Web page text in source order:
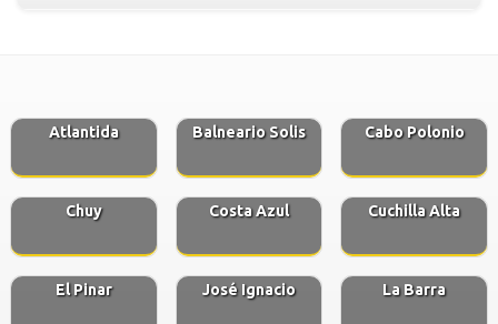
Atlantida Balneario Solis Cabo Polonio
Chuy Costa Azul Cuchilla Alta
El Pinar José Ignacio La Barra